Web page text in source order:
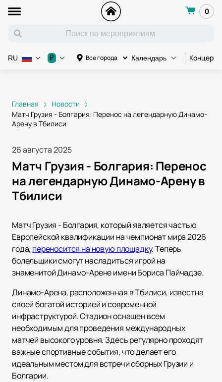
0
Все города Календарь Концерт
RU ₽
Главная
Новости
Матч Грузия - Болгария: Перенос на легендарную Динамо-
Арену в Тбилиси
26 августа 2025
Матч Грузия - Болгария: Перенос
на легендарную Динамо-Арену в
Тбилиси
Матч Грузия - Болгария, который является частью
Европейской квалификации на чемпионат мира 2026
года, переносится на новую площадку. Теперь
болельщики смогут насладиться игрой на
знаменитой Динамо-Арене имени Бориса Пайчадзе.
Динамо-Арена, расположенная в Тбилиси, известна
своей богатой историей и современной
инфраструктурой. Стадион оснащен всем
необходимым для проведения международных
матчей высокого уровня. Здесь регулярно проходят
важные спортивные события, что делает его
идеальным местом для встречи сборных Грузии и
Болгарии.